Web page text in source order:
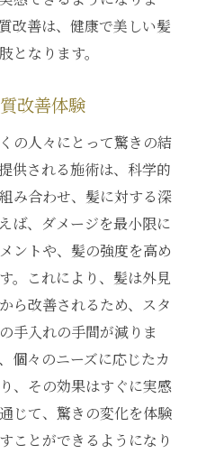
改善は、健康で美しい髪
となります。
改善体験
の人々にとって驚きの結
供される施術は、科学的
み合わせ、髪に対する深
ば、ダメージを最小限に
ントや、髪の強度を高め
。これにより、髪は外見
ら改善されるため、スタ
手入れの手間が減りま
個々のニーズに応じたカ
、その効果はすぐに実感
じて、驚きの変化を体験
ことができるようになり